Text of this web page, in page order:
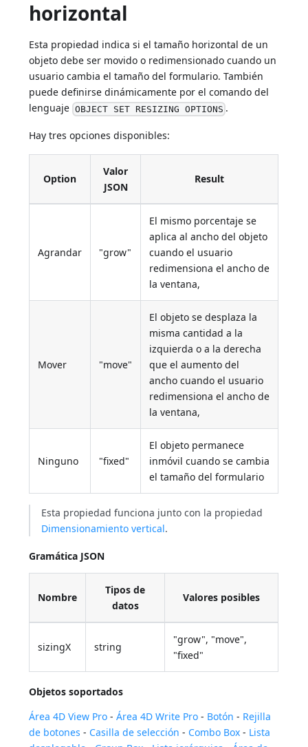
horizontal
Esta propiedad indica si el tamaño horizontal de un
objeto debe ser movido o redimensionado cuando un
usuario cambia el tamaño del formulario. También
puede definirse dinámicamente por el comando del
lenguaje OBJECT SET RESIZING OPTIONS .
Hay tres opciones disponibles:
Option
Valor
JSON
Result
Agrandar "grow"
El mismo porcentaje se
aplica al ancho del objeto
cuando el usuario
redimensiona el ancho de
la ventana,
Mover "move"
El objeto se desplaza la
misma cantidad a la
izquierda o a la derecha
que el aumento del
ancho cuando el usuario
redimensiona el ancho de
la ventana,
Ninguno "fixed"
El objeto permanece
inmóvil cuando se cambia
el tamaño del formulario
Esta propiedad funciona junto con la propiedad
Dimensionamiento vertical.
Gramática JSON
Nombre
Tipos de
datos
Valores posibles
sizingX string
"grow", "move",
"fixed"
Objetos soportados
Área 4D View Pro -Área 4D Write Pro - Botón - Rejilla
de botones - Casilla de selección - Combo Box - Lista